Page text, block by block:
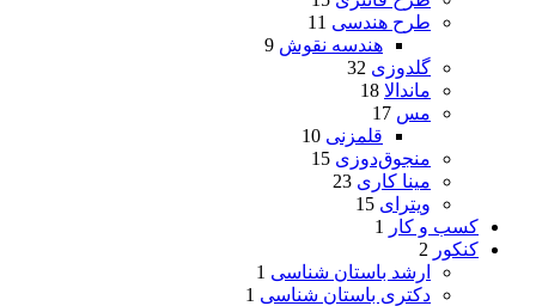
طرح هندسی 11
هندسه نقوش 9
گلدوزی 32
ماندالا 18
مس 17
قلمزنی 10
منجوق‌دوزی 15
مینا کاری 23
ویترای 15
کسب و کار
1
کنکور 2
ارشد باستان شناسی 1
دکتری باستان شناسی 1